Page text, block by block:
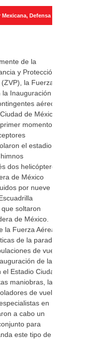
, Defensa
de la
y Protección
la Fuerza
Inauguración
aéreos
de México,
momento
el estadio
dos helicópteros
de México
por nueve
que soltaron
de México.
la Fuerza Aérea
de la parada
de vuelo
de la
Estadio Ciudad
maniobras, las
de vuelo,
en
a cabo un
para
este tipo de